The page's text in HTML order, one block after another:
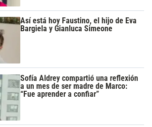
Así está hoy Faustino, el hijo de Eva
Bargiela y Gianluca Simeone
Sofía Aldrey compartió una reflexión
a un mes de ser madre de Marco:
“Fue aprender a confiar”